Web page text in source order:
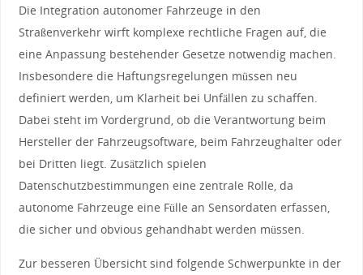
Die Integration⁤ autonomer Fahrzeuge in den
Straßenverkehr wirft komplexe‌ rechtliche Fragen ​auf, die
eine​ Anpassung bestehender Gesetze notwendig machen.
Insbesondere die Haftungsregelungen müssen ‌neu ​
definiert werden, um Klarheit bei Unfällen zu schaffen.⁤
Dabei steht im⁣ Vordergrund, ob die‌ Verantwortung beim
Hersteller der Fahrzeugsoftware, beim Fahrzeughalter oder
bei Dritten liegt. Zusätzlich spielen
Datenschutzbestimmungen eine zentrale Rolle, da
autonome Fahrzeuge eine Fülle an⁢ Sensordaten erfassen,
die sicher und obvious gehandhabt werden müssen.
Zur besseren Übersicht sind folgende Schwerpunkte in der